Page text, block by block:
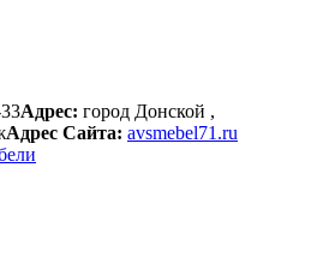
Адрес: город Донской ,
Адрес Сайта: avsmebel71.ru